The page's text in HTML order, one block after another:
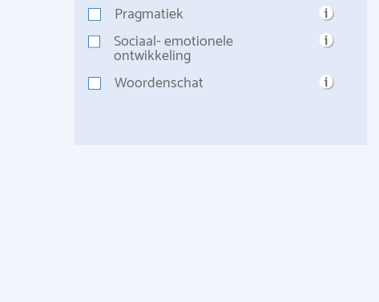
Pragmatiek
Sociaal- emotionele
ontwikkeling
Woordenschat